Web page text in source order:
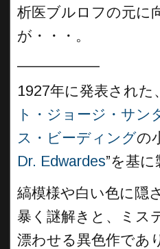
析医ブルロフの元に
が・・・。
1927年に発表された、
ト・ジョージ・サン
ス・ビーディングの
Dr. Edwardes”を基に
縞模様や白い色に隠
暴く謎解きと、ミス
漂わせる異色作であ